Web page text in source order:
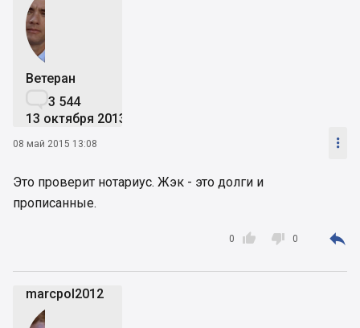
Ветеран
3 544
13 октября 2013
08 май 2015 13:08 
Это проверит нотариус. Жэк - это долги и
прописанные.

0  0 
marcpol2012